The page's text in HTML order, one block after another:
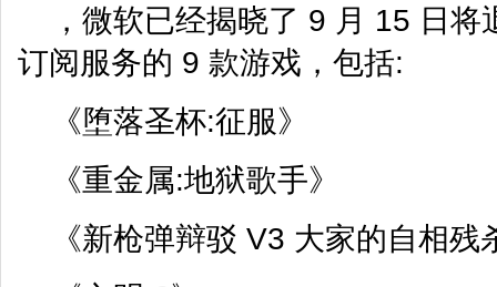
，微软已经揭晓了 9 月 15 日
订阅服务的 9 款游戏，包括:
《堕落圣杯:征服》
《重金属:地狱歌手》
《新枪弹辩驳 V3 大家的自相残